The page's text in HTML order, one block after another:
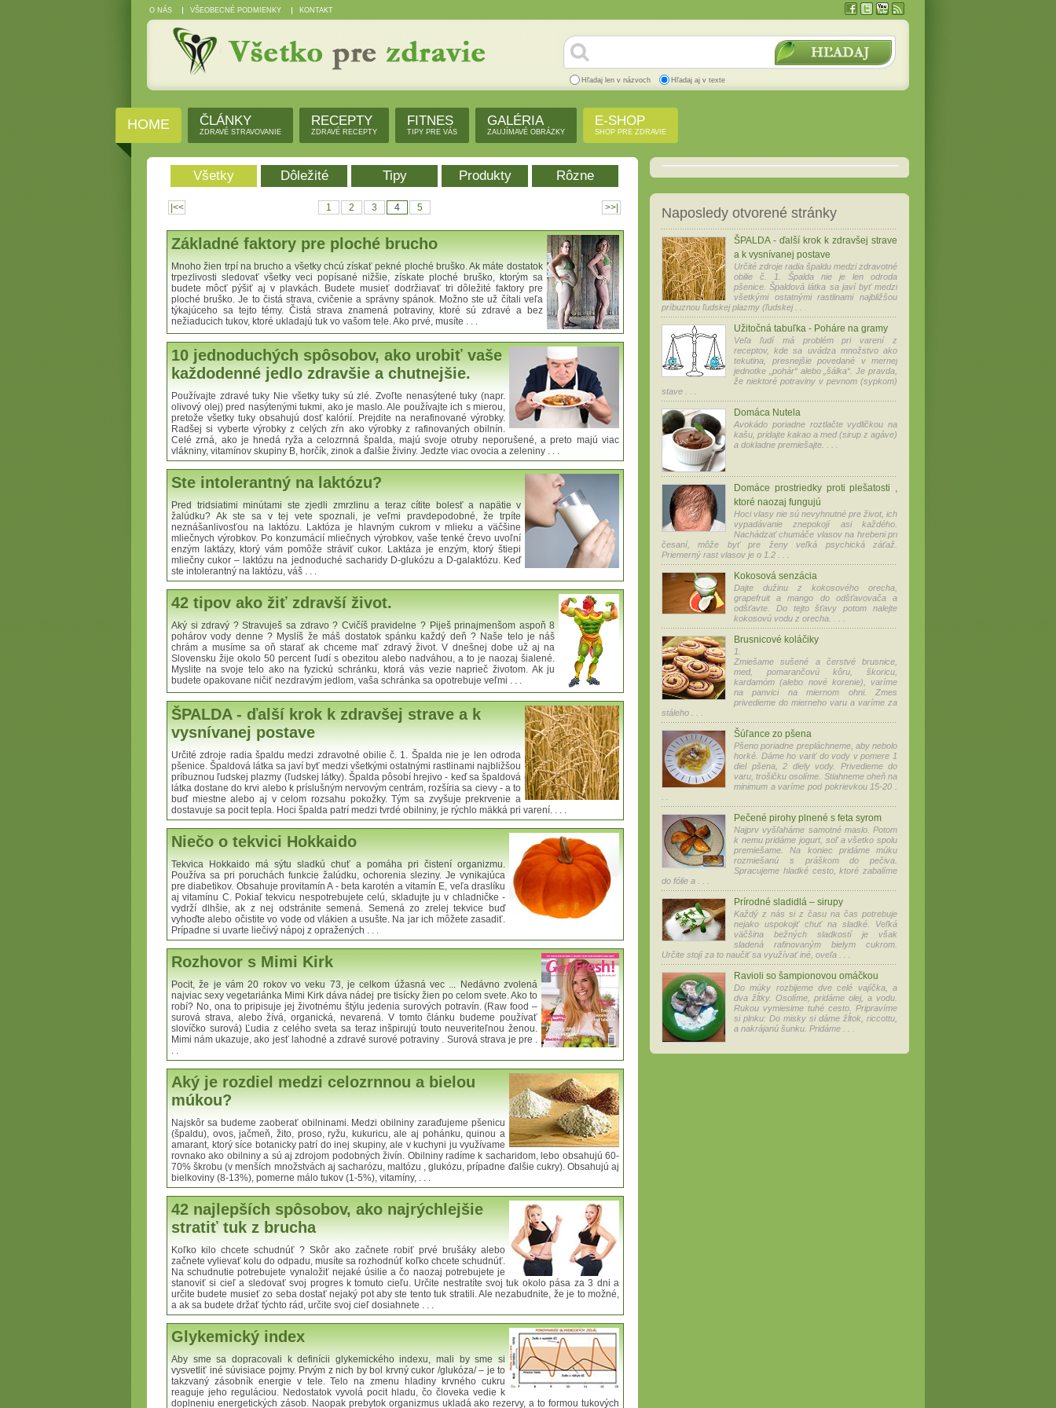
O NÁS VŠEOBECNÉ PODMIENKY KONTAKT
Hľadaj len v názvoch Hľadaj aj v texte
HOME ČLÁNKY
ZDRAVÉ STRAVOVANIE
RECEPTY
ZDRAVÉ RECEPTY
FITNES
TIPY PRE VÁS
GALÉRIA
ZAUJÍMAVÉ OBRÁZKY
E-SHOP
SHOP PRE ZDRAVIE
Všetky Dôležité Tipy Produkty Rôzne
|<< 1 2 3 4 5 >>|
Základné faktory pre ploché brucho
Mnoho žien trpí na brucho a všetky chcú získať pekné ploché bruško. Ak máte dostatok
trpezlivosti sledovať všetky veci popísané nižšie, získate ploché bruško, ktorým sa
budete môcť pýšiť aj v plavkách. Budete musieť dodržiavať tri dôležité faktory pre
ploché bruško. Je to čistá strava, cvičenie a správny spánok. Možno ste už čítali veľa
týkajúceho sa tejto témy. Čistá strava znamená potraviny, ktoré sú zdravé a bez
nežiaducich tukov, ktoré ukladajú tuk vo vašom tele. Ako prvé, musíte . . .
10 jednoduchých spôsobov, ako urobiť vaše
každodenné jedlo zdravšie a chutnejšie.
Používajte zdravé tuky Nie všetky tuky sú zlé. Zvoľte nenasýtené tuky (napr.
olivový olej) pred nasýtenými tukmi, ako je maslo. Ale používajte ich s mierou,
pretože všetky tuky obsahujú dosť kalórií. Prejdite na nerafinované výrobky.
Radšej si vyberte výrobky z celých zŕn ako výrobky z rafinovaných obilnín.
Celé zrná, ako je hnedá ryža a celozrnná špalda, majú svoje otruby neporušené, a preto majú viac
vlákniny, vitamínov skupiny B, horčík, zinok a ďalšie živiny. Jedzte viac ovocia a zeleniny . . .
Ste intolerantný na laktózu?
Pred tridsiatimi minútami ste zjedli zmrzlinu a teraz cítite bolesť a napätie v
žalúdku? Ak ste sa v tej vete spoznali, je veľmi pravdepodobné, že trpíte
neznášanlivosťou na laktózu. Laktóza je hlavným cukrom v mlieku a väčšine
mliečnych výrobkov. Po konzumácií mliečnych výrobkov, vaše tenké črevo uvoľní
enzým laktázy, ktorý vám pomôže stráviť cukor. Laktáza je enzým, ktorý štiepi
mliečny cukor – laktózu na jednoduché sacharidy D-glukózu a D-galaktózu. Keď
ste intolerantný na laktózu, váš . . .
42 tipov ako žiť zdravší život.
Aký si zdravý ? Stravuješ sa zdravo ? Cvičíš pravidelne ? Piješ prinajmenšom aspoň 8
pohárov vody denne ? Myslíš že máš dostatok spánku každý deň ? Naše telo je náš
chrám a musíme sa oň starať ak chceme mať zdravý život. V dnešnej dobe už aj na
Slovensku žije okolo 50 percent ľudí s obezitou alebo nadváhou, a to je naozaj šialené.
Myslite na svoje telo ako na fyzickú schránku, ktorá vás vezie naprieč životom. Ak ju
budete opakovane ničiť nezdravým jedlom, vaša schránka sa opotrebuje veľmi . . .
ŠPALDA - ďalší krok k zdravšej strave a k
vysnívanej postave
Určité zdroje radia špaldu medzi zdravotné obilie č. 1. Špalda nie je len odroda
pšenice. Špaldová látka sa javí byť medzi všetkými ostatnými rastlinami najbližšou
príbuznou ľudskej plazmy (ľudskej látky). Špalda pôsobí hrejivo - keď sa špaldová
látka dostane do krvi alebo k príslušným nervovým centrám, rozšíria sa cievy - a to
buď miestne alebo aj v celom rozsahu pokožky. Tým sa zvyšuje prekrvenie a
dostavuje sa pocit tepla. Hoci špalda patrí medzi tvrdé obilniny, je rýchlo mäkká pri varení. . . .
Niečo o tekvici Hokkaido
Tekvica Hokkaido má sýtu sladkú chuť a pomáha pri čistení organizmu.
Používa sa pri poruchách funkcie žalúdku, ochorenia sleziny. Je vynikajúca
pre diabetikov. Obsahuje provitamín A - beta karotén a vitamín E, veľa draslíku
aj vitamínu C. Pokiaľ tekvicu nespotrebujete celú, skladujte ju v chladničke -
vydrží dlhšie, ak z nej odstránite semená. Semená zo zrelej tekvice buď
vyhoďte alebo očistite vo vode od vlákien a usušte. Na jar ich môžete zasadiť.
Prípadne si uvarte liečivý nápoj z opražených . . .
Rozhovor s Mimi Kirk
Pocit, že je vám 20 rokov vo veku 73, je celkom úžasná vec ... Nedávno zvolená
najviac sexy vegetariánka Mimi Kirk dáva nádej pre tisícky žien po celom svete. Ako to
robí? No, ona to pripisuje jej životnému štýlu jedenia surových potravín. (Raw food –
surová strava, alebo žívá, organická, nevarená. V tomto článku budeme používať
slovíčko surová) Ľudia z celého sveta sa teraz inšpirujú touto neuveriteľnou ženou.
Mimi nám ukazuje, ako jesť lahodné a zdravé surové potraviny . Surová strava je pre .
. .
Aký je rozdiel medzi celozrnnou a bielou
múkou?
Najskôr sa budeme zaoberať obilninami. Medzi obilniny zaraďujeme pšenicu
(špaldu), ovos, jačmeň, žito, proso, ryžu, kukuricu, ale aj pohánku, quinou a
amarant, ktorý síce botanicky patrí do inej skupiny, ale v kuchyni ju využívame
rovnako ako obilniny a sú aj zdrojom podobných živín. Obilniny radíme k sacharidom, lebo obsahujú 60-
70% škrobu (v menších množstvách aj sacharózu, maltózu , glukózu, prípadne ďalšie cukry). Obsahujú aj
bielkoviny (8-13%), pomerne málo tukov (1-5%), vitamíny, . . .
42 najlepších spôsobov, ako najrýchlejšie
stratiť tuk z brucha
Koľko kilo chcete schudnúť ? Skôr ako začnete robiť prvé brušáky alebo
začnete vylievať kolu do odpadu, musíte sa rozhodnúť koľko chcete schudnúť.
Na schudnutie potrebujete vynaložiť nejaké úsilie a čo naozaj potrebujete je
stanoviť si cieľ a sledovať svoj progres k tomuto cieľu. Určite nestratíte svoj tuk okolo pása za 3 dni a
určite budete musieť zo seba dostať nejaký pot aby ste tento tuk stratili. Ale nezabudnite, že je to možné,
a ak sa budete držať týchto rád, určite svoj cieľ dosiahnete . . .
Glykemický index
Aby sme sa dopracovali k definícii glykemického indexu, mali by sme si
vysvetliť iné súvisiace pojmy. Prvým z nich by bol krvný cukor /glukóza/ – je to
takzvaný zásobník energie v tele. Telo na zmenu hladiny krvného cukru
reaguje jeho reguláciou. Nedostatok vyvolá pocit hladu, čo človeka vedie k
doplneniu energetických zásob. Naopak prebytok organizmus ukladá ako rezervy, a to formou tukových
Naposledy otvorené stránky
ŠPALDA - ďalší krok k zdravšej strave
a k vysnívanej postave
Určité zdroje radia špaldu medzi zdravotné
obilie č. 1. Špalda nie je len odroda
pšenice. Špaldová látka sa javí byť medzi
všetkými ostatnými rastlinami najbližšou
príbuznou ľudskej plazmy (ľudskej . . .
Užitočná tabuľka - Poháre na gramy
Veľa ľudí má problém pri varení z
receptov, kde sa uvádza množstvo ako
tekutina, presnejšie povedané v mernej
jednotke „pohár“ alebo „šálka“. Je pravda,
že niektoré potraviny v pevnom (sypkom)
stave . . .
Domáca Nutela
Avokádo poriadne roztlačte vydličkou na
kašu, pridajte kakao a med (sirup z agáve)
a dokladne premiešajte. . . .
Domáce prostriedky proti plešatosti ,
ktoré naozaj fungujú
Hoci vlasy nie sú nevyhnutné pre život, ich
vypadávanie znepokojí asi každého.
Nachádzať chumáče vlasov na hrebeni pri
česaní, môže byť pre ženy veľká psychická záťaž.
Priemerný rast vlasov je o 1.2 . . .
Kokosová senzácia
Dajte dužinu z kokosového orecha,
grapefruit a mango do odšťavovača a
odšťavte. Do tejto šťavy potom nalejte
kokosovú vodu z orecha. . . .
Brusnicové koláčiky
1.
Zmiešame sušené a čerstvé brusnice,
med, pomarančovú kôru, škoricu,
kardamóm (alebo nové korenie), varíme
na panvici na miernom ohni. Zmes
privedieme do mierneho varu a varíme za
stáleho . . .
Šúľance zo pšena
Pšeno poriadne prepláchneme, aby nebolo
horké. Dáme ho variť do vody v pomere 1
diel pšena, 2 diely vody. Privedieme do
varu, trošičku osolíme. Stiahneme oheň na
minimum a varíme pod pokrievkou 15-20 .
Pečené pirohy plnené s feta syrom
Najprv vyšľaháme samotné maslo. Potom
k nemu pridáme jogurt, soľ a všetko spolu
premiešame. Na koniec pridáme múku
rozmiešanú s práškom do pečiva.
Spracujeme hladké cesto, ktoré zabalíme
do fólie a . . .
Prírodné sladidlá – sirupy
Každý z nás si z času na čas potrebuje
nejako uspokojiť chuť na sladké. Veľká
väčšina bežných sladkostí je však
sladená rafinovaným bielym cukrom.
Určite stojí za to naučiť sa využívať iné, oveľa . . .
Ravioli so šampionovou omáčkou
Do múky rozbijeme dve celé vajíčka, a
dva žĺtky. Osolíme, pridáme olej, a vodu.
Rukou vymiesime tuhé cesto. Pripravíme
si plnku: Do misky si dáme žĺtok, riccottu,
a nakrájanú šunku. Pridáme . . .